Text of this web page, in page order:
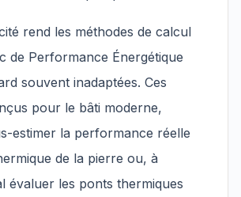
rend les méthodes de calcul
de Performance Énergétique
souvent inadaptées. Ces
pour le bâti moderne,
estimer la performance réelle
de la pierre ou, à
évaluer les ponts thermiques